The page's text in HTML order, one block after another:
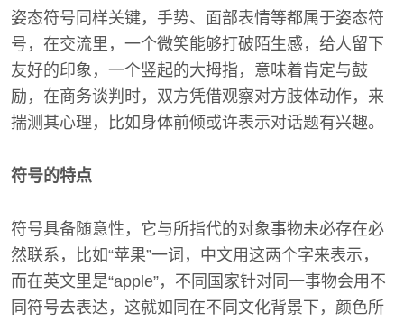
姿态符号同样关键，手势、面部表情等都属于姿态符
号，在交流里，一个微笑能够打破陌生感，给人留下
友好的印象，一个竖起的大拇指，意味着肯定与鼓
励，在商务谈判时，双方凭借观察对方肢体动作，来
揣测其心理，比如身体前倾或许表示对话题有兴趣。
符号的特点
符号具备随意性，它与所指代的对象事物未必存在必
然联系，比如“苹果”一词，中文用这两个字来表示，
而在英文里是“apple”，不同国家针对同一事物会用不
同符号去表达，这就如同在不同文化背景下，颜色所